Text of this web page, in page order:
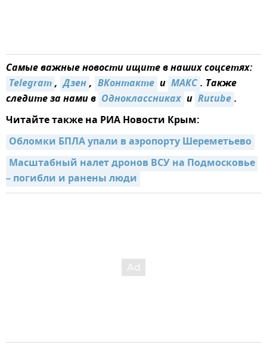
Самые важные новости ищите в наших соцсетях:
Telegram, Дзен, ВКонтакте и MAКС. Также
следите за нами в Одноклассниках и Rutube.
Читайте также на РИА Новости Крым:
Обломки БПЛА упали в аэропорту Шереметьево
Масштабный налет дронов ВСУ на Подмосковье
– погибли и ранены люди